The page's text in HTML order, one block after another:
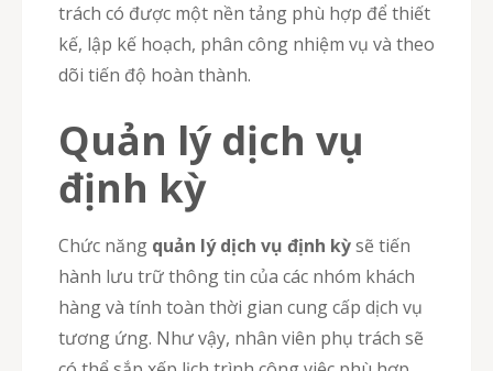
trách có được một nền tảng phù hợp để thiết
kế, lập kế hoạch, phân công nhiệm vụ và theo
dõi tiến độ hoàn thành.
Quản lý dịch vụ
định kỳ
Chức năng quản lý dịch vụ định kỳsẽ tiến
hành lưu trữ thông tin của các nhóm khách
hàng và tính toàn thời gian cung cấp dịch vụ
tương ứng. Như vậy, nhân viên phụ trách sẽ